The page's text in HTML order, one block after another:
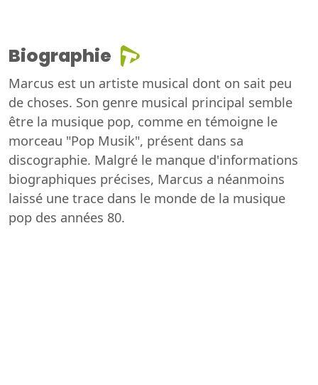
Biographie
Marcus est un artiste musical dont on sait peu
de choses. Son genre musical principal semble
être la musique pop, comme en témoigne le
morceau "Pop Musik", présent dans sa
discographie. Malgré le manque d'informations
biographiques précises, Marcus a néanmoins
laissé une trace dans le monde de la musique
pop des années 80.